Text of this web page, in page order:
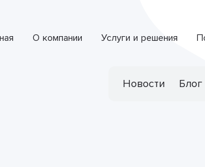
О компании Услуги и решения
Новости Блог